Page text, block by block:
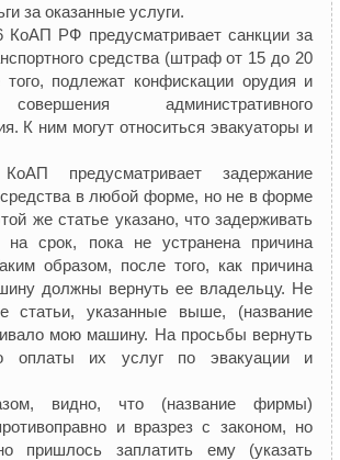
за оказанные услуги.
КоАП РФ предусматривает санкции за
средства (штраф от 15 до 20
подлежат конфискации орудия и
административного
К ним могут относиться эвакуаторы и
предусматривает задержание
средства в любой форме, но не в форме
же статье указано, что задерживать
на срок, пока не устранена причина
образом, после того, как причина
должны вернуть ее владельцу. Не
статьи, указанные выше, (название
мою машину. На просьбы вернуть
оплаты их услуг по эвакуации и
видно, что (название фирмы)
и вразрез с законом, но
пришлось заплатить ему (указать